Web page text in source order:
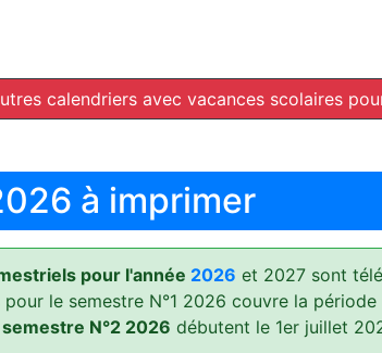
calendriers avec vacances scolaires
à imprimer
pour l'année 2026 et 2027 sont
le semestre N°1 2026 couvre la
semestre N°2 2026 débutent le 1er juillet